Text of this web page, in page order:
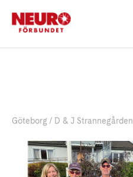
Göteborg D & J Strannegården